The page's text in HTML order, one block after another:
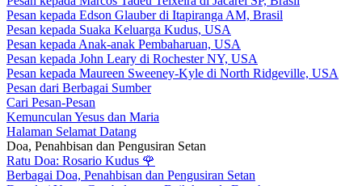
Pesan kepada Edson Glauber di Itapiranga AM, Brasil
Pesan kepada Suaka Keluarga Kudus, USA
Pesan kepada Anak-anak Pembaharuan, USA
Pesan kepada John Leary di Rochester NY, USA
Pesan kepada Maureen Sweeney-Kyle di North Ridgeville, USA
Pesan dari Berbagai Sumber
Cari Pesan-Pesan
Kemunculan Yesus dan Maria
Halaman Selamat Datang
Doa, Penahbisan dan Pengusiran Setan
Ratu Doa: Rosario Kudus 🌹
Berbagai Doa, Penahbisan dan Pengusiran Setan